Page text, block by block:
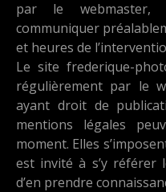
par le webmaster,
communiquer
et heures de
Le site frederique-
régulièrement par le
ayant droit de
mentions légales
moment. Elles
est invité à s’y référer
d’en prendre